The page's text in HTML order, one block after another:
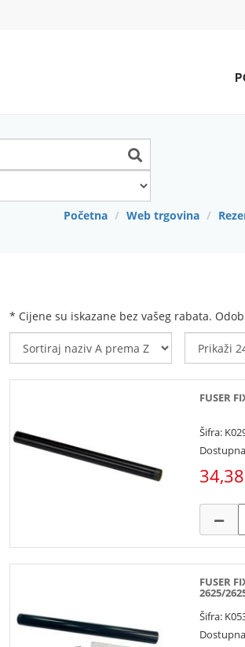
Početna Web trgovina
* Cijene su iskazane bez vašeg rabata.
FUSER
Šifra:
FUSER
2625/
Šifra: